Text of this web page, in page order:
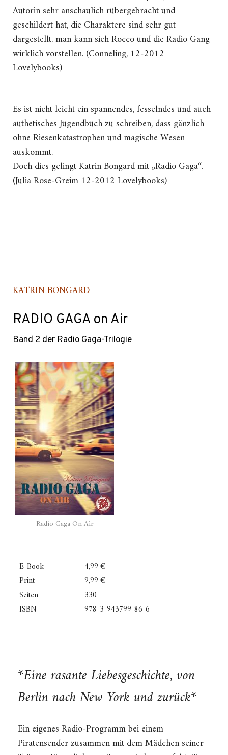
Autorin sehr anschaulich rübergebracht und
geschildert hat, die Charaktere sind sehr gut
dargestellt, man kann sich Rocco und die Radio Gang
wirklich vorstellen. (Conneling, 12-2012
Lovelybooks)
Es ist nicht leicht ein spannendes, fesselndes und auch
authetisches Jugendbuch zu schreiben, dass gänzlich
ohne Riesenkatastrophen und magische Wesen
auskommt.
Doch dies gelingt Katrin Bongard mit „Radio Gaga“.
(Julia Rose-Greim 12-2012 Lovelybooks)
KATRIN BONGARD
RADIO GAGA on Air
Band 2 der Radio Gaga-Trilogie
Radio Gaga On Air
E-Book
Print
Seiten
ISBN
4,99 €
9,99 €
330
978-3-943799-86-6
*Eine rasante Liebesgeschichte, von
Berlin nach New York und zurück*
Ein eigenes Radio-Programm bei einem
Piratensender zusammen mit dem Mädchen seiner